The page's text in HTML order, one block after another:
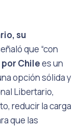
su
que “con
Chilees un
opción sólida y
Libertario,
reducir la carga
que las